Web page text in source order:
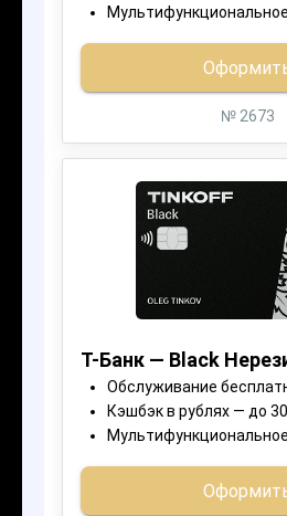
ВАЖНО!
Рекомендуем подготовить
заранее справку о доходах
ЗАПОЛНИТЬ АНКЕТУ